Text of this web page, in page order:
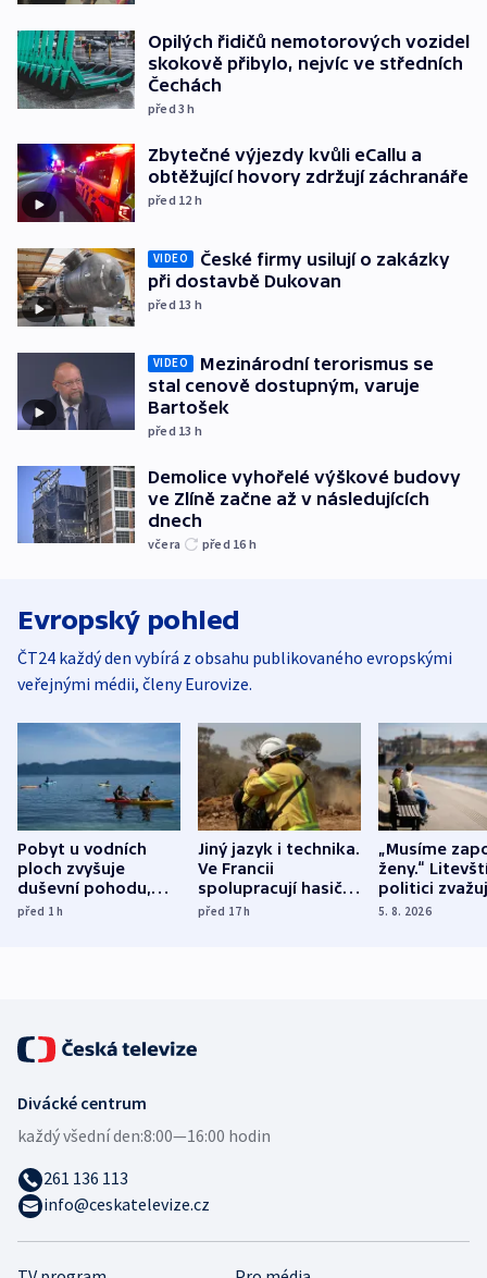
Opilých řidičů nemotorových vozidel
skokově přibylo, nejvíc ve středních
Čechách
před 3h
Zbytečné výjezdy kvůli eCallu a
obtěžující hovory zdržují záchranáře
před 12 h
VIDEO
České firmy usilují o zakázky
při dostavbě Dukovan
před 13 h
VIDEO
Mezinárodní terorismus se
stal cenově dostupným, varuje
Bartošek
před 13 h
Demolice vyhořelé výškové budovy
ve Zlíně začne až v následujících
dnech
včera před 16 h
Evropský pohled
ČT24 každý den vybírá z obsahu publikovaného evropskými
veřejnými médii, členy Eurovize.
Pobyt u vodních
ploch zvyšuje
duševní pohodu,
ukázala
před 1h
Jiný jazyk i technika.
Ve Francii
spolupracují hasiči z
různých zemí
před 17h
„Musíme
ženy.“
politici
dohodu o
5. 8. 2026
Divácké centrum
každý všední den:8:00—16:00 hodin
261 136 113
info@ceskatelevize.cz